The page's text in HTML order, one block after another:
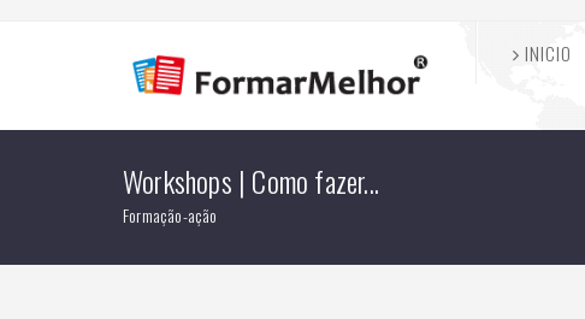
INICIO
Workshops | Como fazer...
Formação-ação